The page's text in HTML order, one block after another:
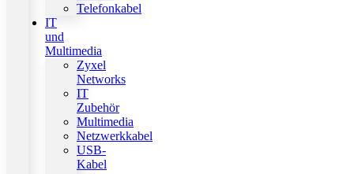
Telefonkabel
IT
und
Multimedia
Zyxel
Networks
IT
Zubehör
Multimedia
Netzwerkkabel
USB-
Kabel